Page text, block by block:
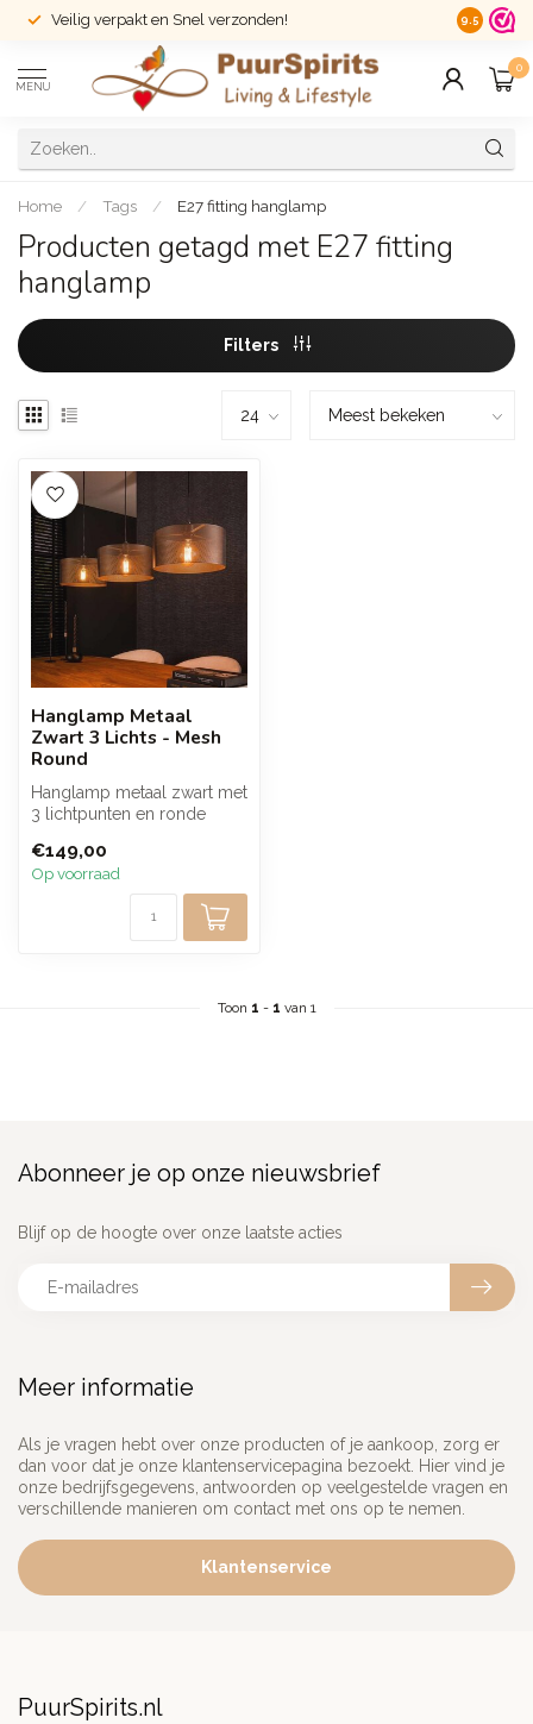
Veilig verpakt en Snel verzonden! 14 dagen
9.5
MENU
0
Home / Tags / E27 fitting hanglamp
Producten getagd met E27 fitting
hanglamp
Filters
Hanglamp Metaal
Zwart 3 Lichts - Mesh
Round
Hanglamp metaal zwart met
3 lichtpunten en ronde
open s...
€149,00
Op voorraad
Toon 1 - 1 van 1
Meer informatie
Als je vragen hebt over onze producten of je aankoop, zorg er
dan voor dat je onze klantenservicepagina bezoekt. Hier vind je
onze bedrijfsgegevens, antwoorden op veelgestelde vragen en
verschillende manieren om contact met ons op te nemen.
Klantenservice
Abonneer je op onze nieuwsbrief
Blijf op de hoogte over onze laatste acties
PuurSpirits.nl